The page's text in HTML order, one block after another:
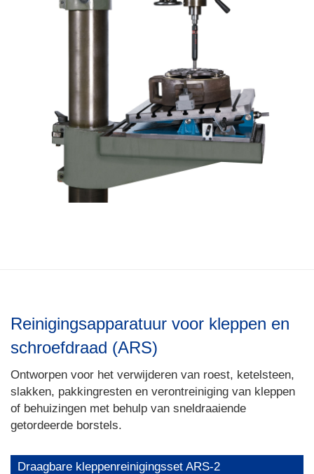
Reinigingsapparatuur voor kleppen en
schroefdraad (ARS)
Ontworpen voor het verwijderen van roest, ketelsteen,
slakken, pakkingresten en verontreiniging van kleppen
of behuizingen met behulp van sneldraaiende
getordeerde borstels.
Draagbare kleppenreinigingsset ARS-2